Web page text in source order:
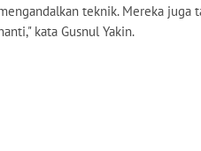
teknik. Mereka juga
kata Gusnul Yakin.